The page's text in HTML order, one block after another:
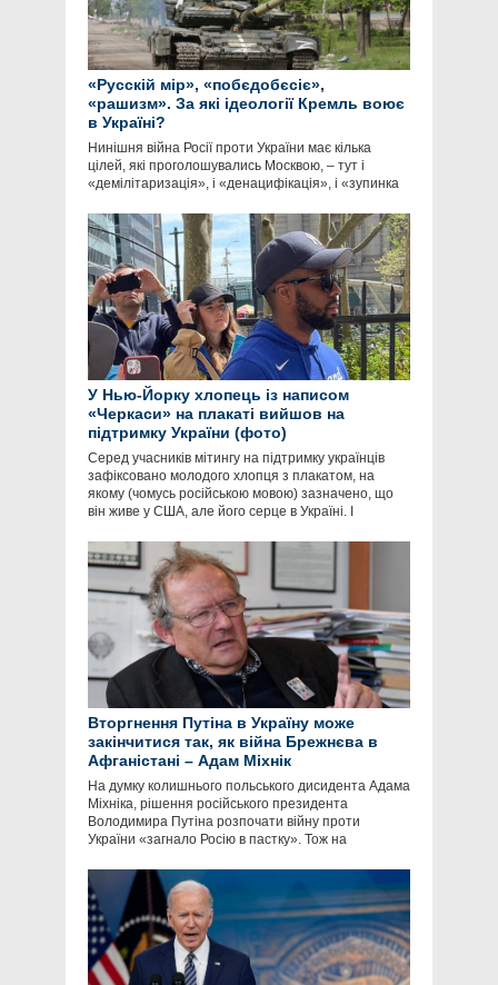
«Русскій мір», «побєдобєсіє»,
«рашизм». За які ідеології Кремль воює
в Україні?
Нинішня війна Росії проти України має кілька
цілей, які проголошувались Москвою, – тут і
«демілітаризація», і «денацифікація», і «зупинка
У Нью-Йорку хлопець із написом
«Черкаси» на плакаті вийшов на
підтримку України (фото)
Серед учасників мітингу на підтримку українців
зафіксовано молодого хлопця з плакатом, на
якому (чомусь російською мовою) зазначено, що
він живе у США, але його серце в Україні. І
Вторгнення Путіна в Україну може
закінчитися так, як війна Брежнєва в
Афганістані – Адам Міхнік
На думку колишнього польського дисидента Адама
Міхніка, рішення російського президента
Володимира Путіна розпочати війну проти
України «загнало Росію в пастку». Тож на